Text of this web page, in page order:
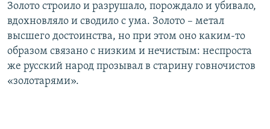
Золото строило и разрушало, порождало и убивало,
вдохновляло и сводило с ума. Золото – метал
высшего достоинства, но при этом оно каким-то
образом связано с низким и нечистым: неспроста
же русский народ прозывал в старину говночистов
«золотарями».